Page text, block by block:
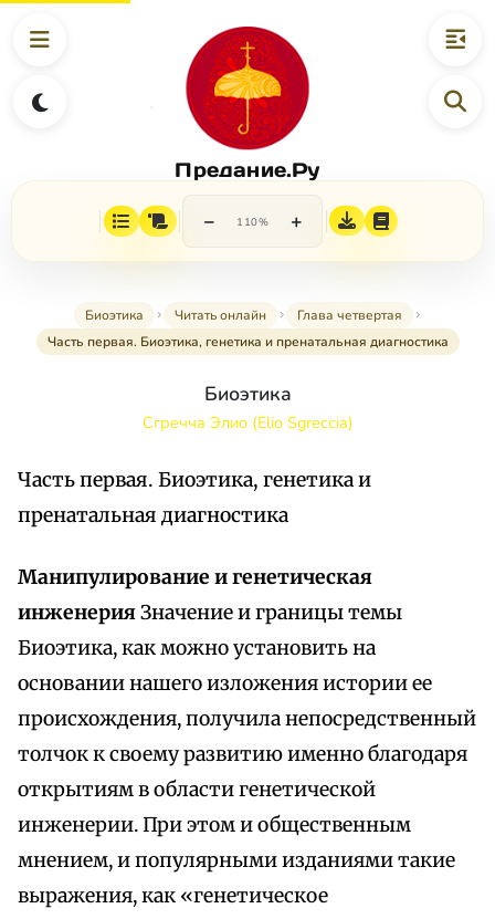
Предание.Ру
− 110% +
Биоэтика Читать онлайн
Глава четвертая
Часть первая. Биоэтика, генетика и пренатальная диагностика
Биоэтика
Сгречча Элио (Elio Sgreccia)
Часть первая. Биоэтика, генетика и
пренатальная диагностика
Манипулирование и генетическая
инженерияЗначение и границы темы
Биоэтика, как можно установить на
основании нашего изложения истории ее
происхождения, получила непосредственный
толчок к своему развитию именно благодаря
открытиям в области генетической
инженерии. При этом и общественным
мнением, и популярными изданиями такие
выражения, как «генетическое